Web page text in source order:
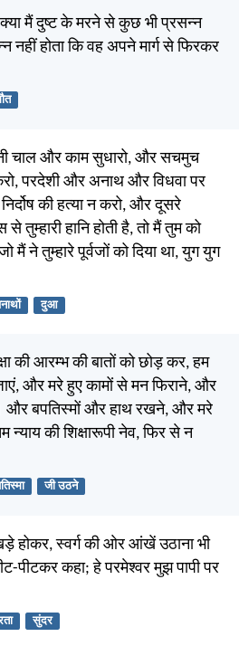
क्या मैं दुष्ट के मरने से कुछ भी प्रसन्न
नहीं होता कि वह अपने मार्ग से फिरकर
चाल और काम सुधारो, और सचमुच
परदेशी और अनाथ और विधवा पर
की हत्या न करो, और दूसरे
हानि होती है, तो मैं तुम को
ने तुम्हारे पूर्वजों को दिया था, युग युग
दुआ
की आरम्भ की बातों को छोड़ कर, हम
और मरे हुए कामों से मन फिराने, और
और बपतिस्मों और हाथ रखने, और मरे
की शिक्षारूपी नेव, फिर से न
जी उठने
होकर, स्वर्ग की ओर आंखें उठाना भी
पीटकर कहा; हे परमेश्वर मुझ पापी पर
सुंदर